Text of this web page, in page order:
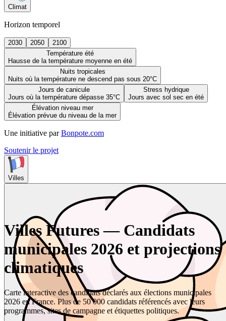
Climat
Horizon temporel
2030 2050
2100
Température été
Hausse de la température moyenne en été
Nuits tropicales
Nuits où la température ne descend pas sous 20°C
Jours de canicule
Jours où la température dépasse 35°C
Stress hydrique
Jours avec sol sec en été
Élévation niveau mer
Élévation prévue du niveau de la mer
Une initiative par Bonpote.com
Soutenir le projet
Villes
Villes Futures — Candidats
municipales 2026 et projections
climatiques
Carte interactive des candidats déclarés aux élections municipales
2026 en France. Plus de 50 000 candidats référencés avec leurs
programmes, sites de campagne et étiquettes politiques.